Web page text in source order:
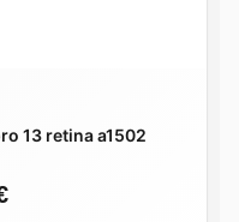
13 retina a1502